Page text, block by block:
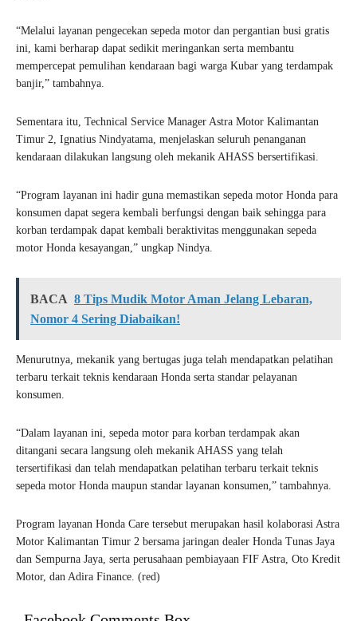
“Melalui layanan pengecekan sepeda motor dan pergantian busi gratis
ini, kami berharap dapat sedikit meringankan serta membantu
mempercepat pemulihan kendaraan bagi warga Kubar yang terdampak
banjir,” tambahnya.
Sementara itu, Technical Service Manager Astra Motor Kalimantan
Timur 2, Ignatius Nindyatama, menjelaskan seluruh penanganan
kendaraan dilakukan langsung oleh mekanik AHASS bersertifikasi.
“Program layanan ini hadir guna memastikan sepeda motor Honda para
konsumen dapat segera kembali berfungsi dengan baik sehingga para
korban terdampak dapat kembali beraktivitas menggunakan sepeda
motor Honda kesayangan,” ungkap Nindya.
BACA 8 Tips Mudik Motor Aman Jelang Lebaran,
Nomor 4 Sering Diabaikan!
Menurutnya, mekanik yang bertugas juga telah mendapatkan pelatihan
terbaru terkait teknis kendaraan Honda serta standar pelayanan
konsumen.
“Dalam layanan ini, sepeda motor para korban terdampak akan
ditangani secara langsung oleh mekanik AHASS yang telah
tersertifikasi dan telah mendapatkan pelatihan terbaru terkait teknis
sepeda motor Honda maupun standar layanan konsumen,” tambahnya.
Program layanan Honda Care tersebut merupakan hasil kolaborasi Astra
Motor Kalimantan Timur 2 bersama jaringan dealer Honda Tunas Jaya
dan Sempurna Jaya, serta perusahaan pembiayaan FIF Astra, Oto Kredit
Motor, dan Adira Finance. (red)